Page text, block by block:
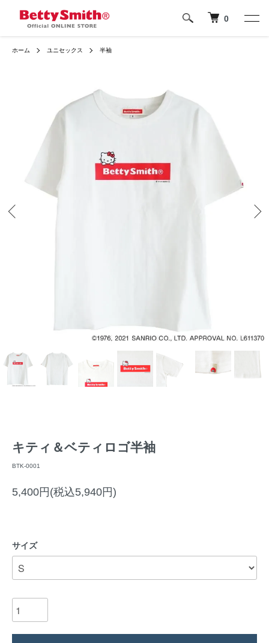
0
ホーム ユニセックス 半袖
キティ＆ベティロゴ半袖
BTK-0001
5,400円(税込5,940円)
サイズ